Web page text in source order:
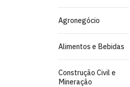
Agronegócio
Alimentos e Bebidas
Construção Civil e
Mineração